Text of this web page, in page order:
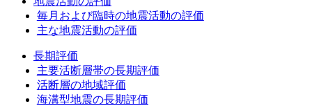
毎月および臨時の地震活動の評価
主な地震活動の評価
長期評価
主要活断層帯の長期評価
活断層の地域評価
海溝型地震の長期評価